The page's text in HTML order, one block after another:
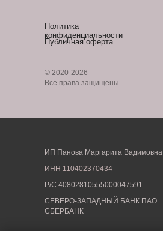
© 2020-2026
Все права защищены
Политика
конфиденциальности
Публичная оферта
ИП Панова Маргарита Вадимовна
ИНН 110402370434
Р/С 40802810555000047591
СЕВЕРО-ЗАПАДНЫЙ БАНК ПАО
СБЕРБАНК